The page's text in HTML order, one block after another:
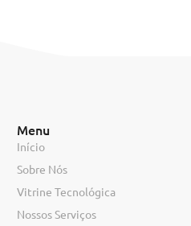
Menu
Início
Sobre Nós
Vitrine Tecnológica
Nossos Serviços